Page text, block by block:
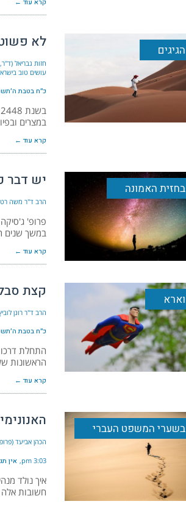
קרא עוד ←
הגיגים לא
חזות גבריאל
עושים טוב
כ״ח בטבת ה׳תשפ״א
במצרים
קרא עוד ←
בחזית האמונה יש דבר
הרב ד"ר משה רט
במשך שנים
קרא עוד ←
וארא קצת
הרב ד"ר רונן
כ״ח בטבת ה׳תשפ״א
התחלת
הראשונות
קרא עוד ←
בשערי המשפט העברי
הכהן אביעד
3:03 pm אין
איך נולד
חשובות